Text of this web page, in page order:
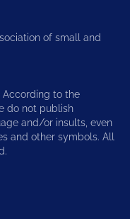
of small and
According to the
do not publish
and/or insults, even
and other symbols. All